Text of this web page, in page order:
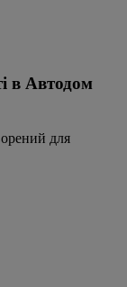
в Автодом
для